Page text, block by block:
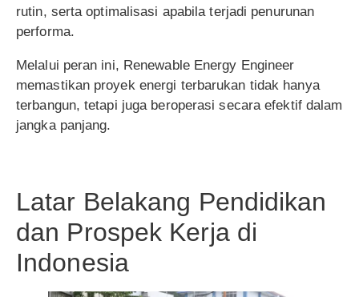
rutin, serta optimalisasi apabila terjadi penurunan
performa.
Melalui peran ini, Renewable Energy Engineer
memastikan proyek energi terbarukan tidak hanya
terbangun, tetapi juga beroperasi secara efektif dalam
jangka panjang.
Latar Belakang Pendidikan
dan Prospek Kerja di
Indonesia